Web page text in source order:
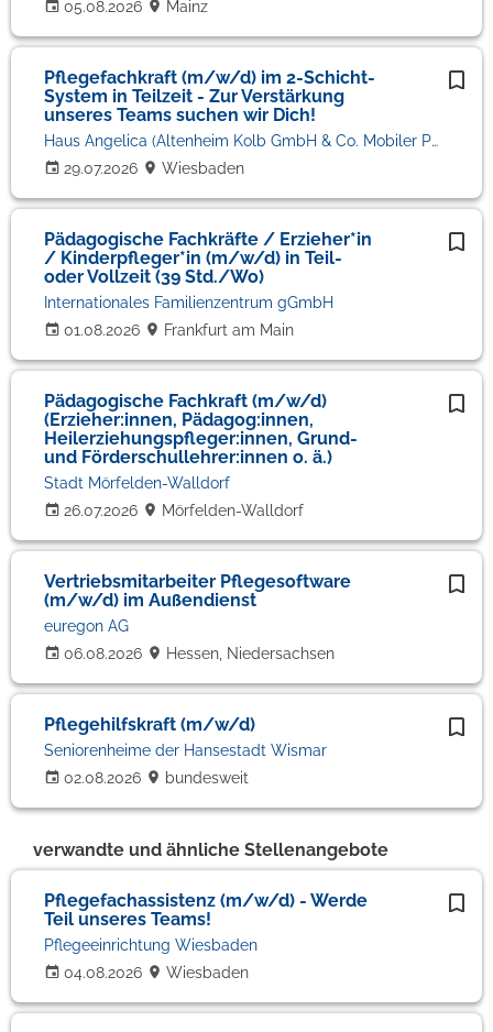
05.08.2026 Mainz
Pflegefachkraft (m/w/d) im 2-Schicht-
System in Teilzeit - Zur Verstärkung
unseres Teams suchen wir Dich!
29.07.2026
Haus Angelica (Altenheim Kolb GmbH & Co. Mobiler Pflegedienst KG)
Wiesbaden
Pädagogische Fachkräfte / Erzieher*in
/ Kinderpfleger*in (m/w/d) in Teil-
oder Vollzeit (39 Std./Wo)
01.08.2026
Internationales Familienzentrum gGmbH
Frankfurt am Main
Pädagogische Fachkraft (m/w/d)
(Erzieher:innen, Pädagog:innen,
Heilerziehungspfleger:innen, Grund-
und Förderschullehrer:innen o. ä.)
26.07.2026
Stadt Mörfelden-Walldorf
Mörfelden-Walldorf
Vertriebsmitarbeiter Pflegesoftware
(m/w/d) im Außendienst
06.08.2026
euregon AG
Hessen, Niedersachsen
Pflegehilfskraft (m/w/d)
02.08.2026
Seniorenheime der Hansestadt Wismar
bundesweit
verwandte und ähnliche Stellenangebote
Pflegefachassistenz (m/w/d) - Werde
Teil unseres Teams!
04.08.2026
Pflegeeinrichtung Wiesbaden
Wiesbaden